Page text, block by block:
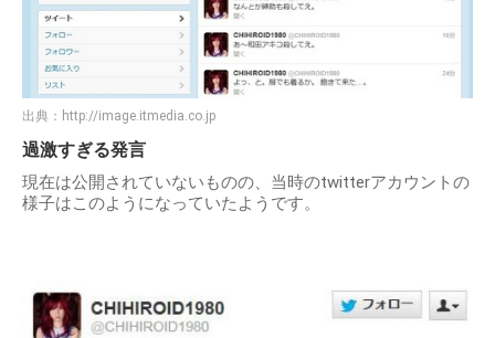
出典： http://image.itmedia.co.jp
過激すぎる発言
現在は公開されていないものの、当時のtwitterアカウントの
様子はこのようになっていたようです。